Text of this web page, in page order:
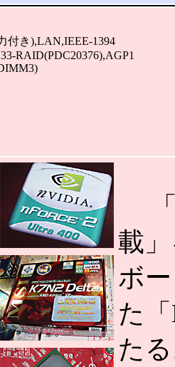
付き),LAN,IEEE-1394
RAID(PDC20376),AGP1
「
載
ボ
た
た